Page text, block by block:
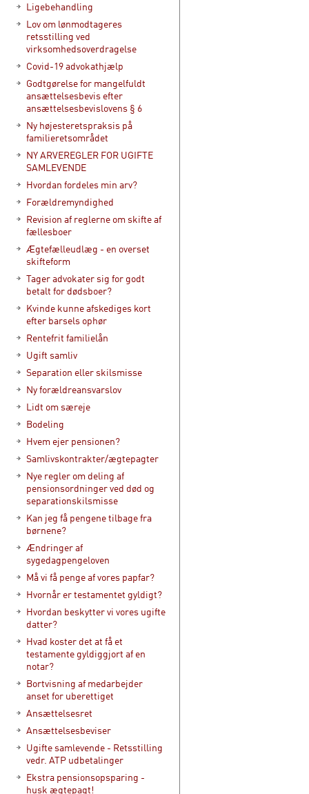
Ligebehandling
Lov om lønmodtageres
retsstilling ved
virksomhedsoverdragelse
Covid-19 advokathjælp
Godtgørelse for mangelfuldt
ansættelsesbevis efter
ansættelsesbevislovens § 6
Ny højesteretspraksis på
familieretsområdet
NY ARVEREGLER FOR UGIFTE
SAMLEVENDE
Hvordan fordeles min arv?
Forældremyndighed
Revision af reglerne om skifte af
fællesboer
Ægtefælleudlæg - en overset
skifteform
Tager advokater sig for godt
betalt for dødsboer?
Kvinde kunne afskediges kort
efter barsels ophør
Rentefrit familielån
Ugift samliv
Separation eller skilsmisse
Ny forældreansvarslov
Lidt om særeje
Bodeling
Hvem ejer pensionen?
Samlivskontrakter/ægtepagter
Nye regler om deling af
pensionsordninger ved død og
separationskilsmisse
Kan jeg få pengene tilbage fra
børnene?
Ændringer af
sygedagpengeloven
Må vi få penge af vores papfar?
Hvornår er testamentet gyldigt?
Hvordan beskytter vi vores ugifte
datter?
Hvad koster det at få et
testamente gyldiggjort af en
notar?
Bortvisning af medarbejder
anset for uberettiget
Ansættelsesret
Ansættelsesbeviser
Ugifte samlevende - Retsstilling
vedr. ATP udbetalinger
Ekstra pensionsopsparing -
husk ægtepagt!